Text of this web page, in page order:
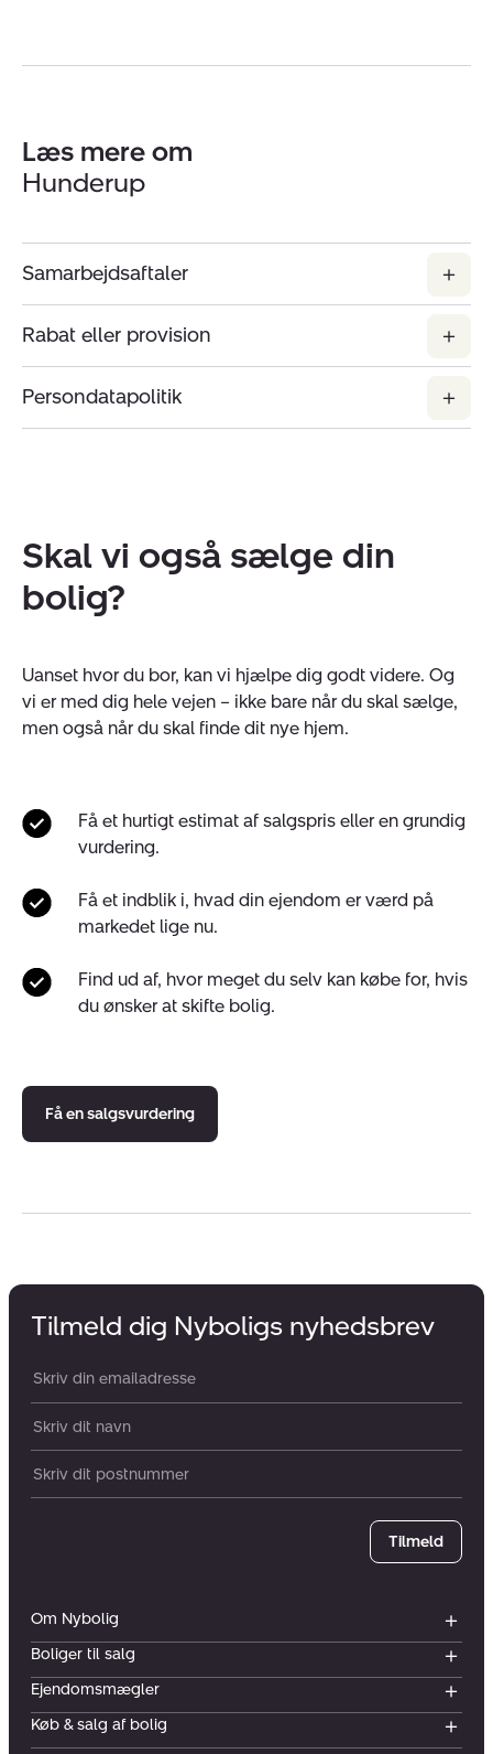
Læs mere om
Hunderup
Samarbejdsaftaler
Rabat eller provision
Persondatapolitik
Skal vi også sælge din
bolig?
Uanset hvor du bor, kan vi hjælpe dig godt videre. Og
vi er med dig hele vejen – ikke bare når du skal sælge,
men også når du skal finde dit nye hjem.
Få et hurtigt estimat af salgspris eller en grundig
vurdering.
Få et indblik i, hvad din ejendom er værd på
markedet lige nu.
Find ud af, hvor meget du selv kan købe for, hvis
du ønsker at skifte bolig.
Få en salgsvurdering
Om Nybolig
Boliger til salg
Ejendomsmægler
Køb & salg af bolig
Tilmeld dig Nyboligs nyhedsbrev
Din email:
Dit navn:
Postnummer
Tilmeld